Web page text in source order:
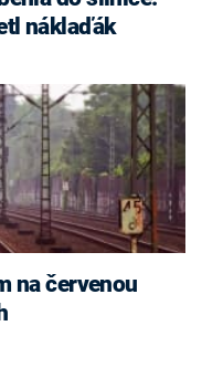
náklaďák